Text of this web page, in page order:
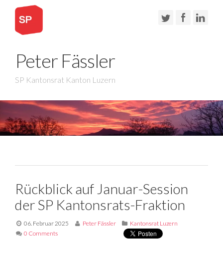
Peter Fässler
SP Kantonsrat Kanton Luzern
Rückblick auf Januar-Session
der SP Kantonsrats-Fraktion
06. Februar 2025 Peter Fässler
Kantonsrat Luzern
0 Comments